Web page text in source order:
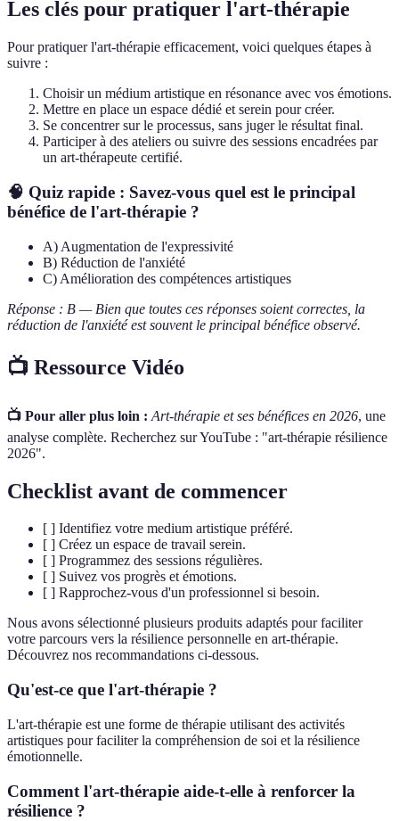
Les clés pour pratiquer l'art-thérapie
Pour pratiquer l'art-thérapie efficacement, voici quelques étapes à
suivre :
Choisir un médium artistique en résonance avec vos émotions.
Mettre en place un espace dédié et serein pour créer.
Se concentrer sur le processus, sans juger le résultat final.
Participer à des ateliers ou suivre des sessions encadrées par
un art-thérapeute certifié.
🧠 Quiz rapide : Savez-vous quel est le principal
bénéfice de l'art-thérapie ?
A) Augmentation de l'expressivité
B) Réduction de l'anxiété
C) Amélioration des compétences artistiques
Réponse : B — Bien que toutes ces réponses soient correctes, la
réduction de l'anxiété est souvent le principal bénéfice observé.
📺 Ressource Vidéo
📺 Pour aller plus loin : Art-thérapie et ses bénéfices en 2026, une
analyse complète. Recherchez sur YouTube : "art-thérapie résilience
2026".
Checklist avant de commencer
[ ] Identifiez votre medium artistique préféré.
[ ] Créez un espace de travail serein.
[ ] Programmez des sessions régulières.
[ ] Suivez vos progrès et émotions.
[ ] Rapprochez-vous d'un professionnel si besoin.
Nous avons sélectionné plusieurs produits adaptés pour faciliter
votre parcours vers la résilience personnelle en art-thérapie.
Découvrez nos recommandations ci-dessous.
Qu'est-ce que l'art-thérapie ?
L'art-thérapie est une forme de thérapie utilisant des activités
artistiques pour faciliter la compréhension de soi et la résilience
émotionnelle.
Comment l'art-thérapie aide-t-elle à renforcer la
résilience ?